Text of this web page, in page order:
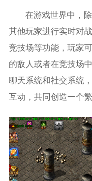
在游戏世界中，
其他玩家进行实时对
竞技场等功能，玩家
的敌人或者在竞技场
聊天系统和社交系统
互动，共同创造一个